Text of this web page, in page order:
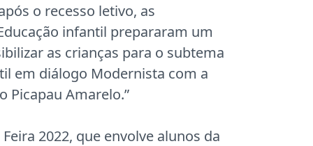
o recesso letivo, as
infantil prepararam um
as crianças para o subtema
em diálogo Modernista com a
Picapau Amarelo.”
2022, que envolve alunos da